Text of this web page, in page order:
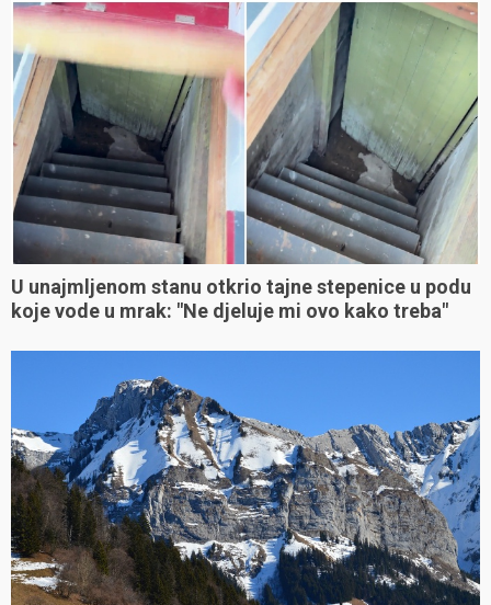
U unajmljenom stanu otkrio tajne stepenice u podu
koje vode u mrak: "Ne djeluje mi ovo kako treba"